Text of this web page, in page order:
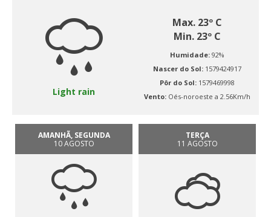
Light rain
Max. 23º C
Min. 23º C
Humidade: 92%
Nascer do Sol: 1579424917
Pôr do Sol: 1579469998
Vento: Oés-noroeste a 2.56Km/h
AMANHÃ, SEGUNDA
10 AGOSTO
TERÇA
11 AGOSTO